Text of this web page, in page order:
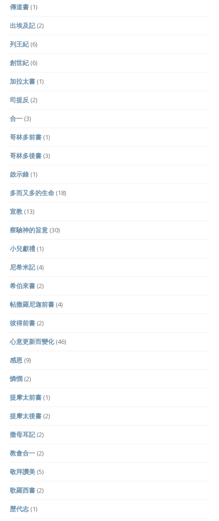
傳道書 (1)
出埃及記(2)
列王紀(6)
創世紀(6)
加拉太書 (1)
司提反 (2)
合一 (3)
哥林多前書 (1)
哥林多後書 (3)
啟示錄 (1)
多而又多的生命 (18)
宣教 (13)
察驗神的旨意 (30)
小兒獻禮 (1)
尼希米記(4)
希伯來書 (2)
帖撒羅尼迦前書 (4)
彼得前書 (2)
心意更新而變化(46)
感恩 (9)
憐憫 (2)
提摩太前書 (1)
提摩太後書 (2)
撒母耳記(2)
教會合一 (2)
敬拜讚美 (5)
歌羅西書 (2)
歷代志 (1)